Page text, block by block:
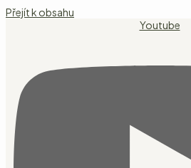
Přejít k obsahu
Youtube